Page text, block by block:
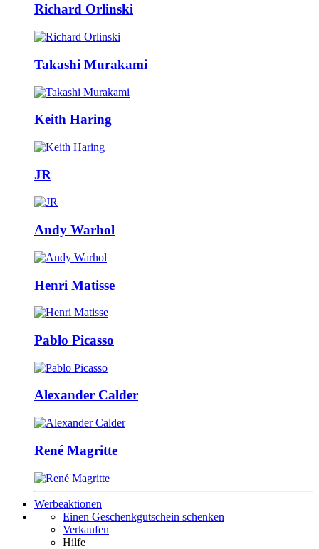
Richard Orlinski
Takashi Murakami
Keith Haring
JR
Andy Warhol
Henri Matisse
Pablo Picasso
Alexander Calder
René Magritte
Werbeaktionen
Einen Geschenkgutschein schenken
Verkaufen
Hilfe